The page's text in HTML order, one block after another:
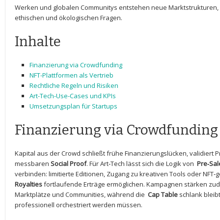
Werken und globalen Communitys entstehen neue
ethischen ⁤und ökologischen Fragen.
Inhalte
Finanzierung via Crowdfunding
NFT-Plattformen⁢ als Vertrieb
Rechtliche Regeln und ⁤Risiken
Art-Tech-Use-Cases und KPIs
Umsetzungsplan für Startups
Finanzierung ⁤via Crowdfunding
Kapital aus der Crowd schließt frühe Finanzierungslücken, validiert
⁣messbaren Social Proof. Für‌ Art‑Tech lässt ⁢sich die Logik von ⁣
verbinden: ⁤limitierte Editionen, Zugang​ zu ​kreativen ‌Tools⁤ oder
Royaltiesfortlaufende Erträge‍ ermöglichen. ‌Kampagnen stärken
Marktplätze und Communities, ​während die ⁢ Cap Table schlank
professionell orchestriert werden müssen.